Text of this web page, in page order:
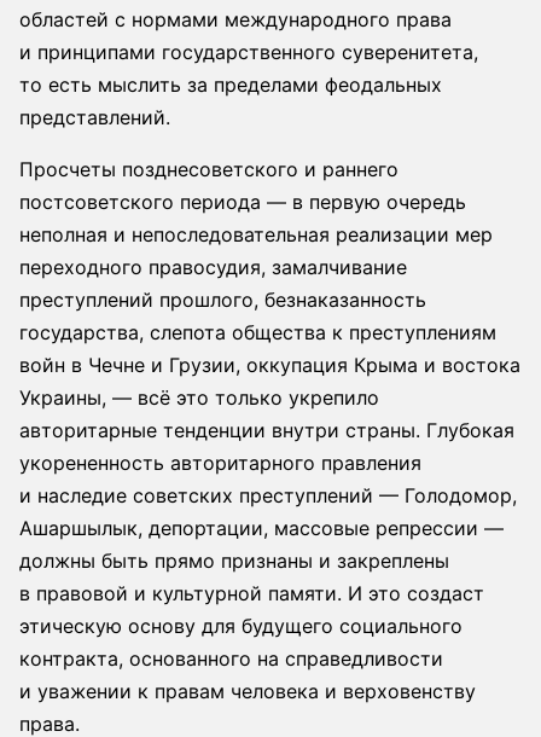
областей с нормами международного права
и принципами государственного суверенитета,
то есть мыслить за пределами феодальных
представлений.
Просчеты позднесоветского и раннего
постсоветского периода — в первую очередь
неполная и непоследовательная реализации мер
переходного правосудия, замалчивание
преступлений прошлого, безнаказанность
государства, слепота общества к преступлениям
войн в Чечне и Грузии, оккупация Крыма и востока
Украины, — всё это только укрепило
авторитарные тенденции внутри страны. Глубокая
укорененность авторитарного правления
и наследие советских преступлений — Голодомор,
Ашаршылык, депортации, массовые репрессии —
должны быть прямо признаны и закреплены
в правовой и культурной памяти. И это создаст
этическую основу для будущего социального
контракта, основанного на справедливости
и уважении к правам человека и верховенству
права.